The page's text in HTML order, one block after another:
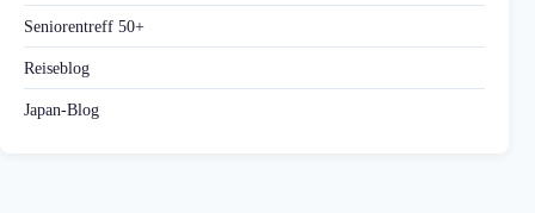
Seniorentreff 50+
Reiseblog
Japan-Blog